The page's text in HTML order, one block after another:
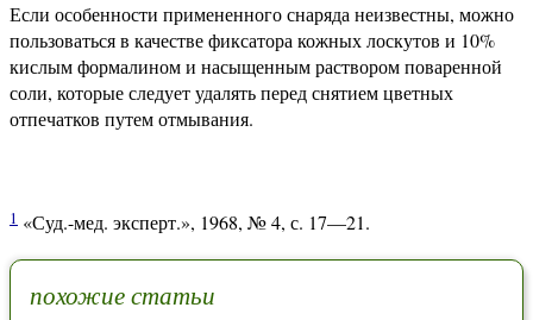
Если особенности примененного снаряда неизвестны, можно
пользоваться в качестве фиксатора кожных лоскутов и 10%
кислым формалином и насыщенным раствором поваренной
соли, которые следует удалять перед снятием цветных
отпечатков путем отмывания.
1 «Суд.-мед. эксперт.», 1968, № 4, с. 17—21.
похожие статьи